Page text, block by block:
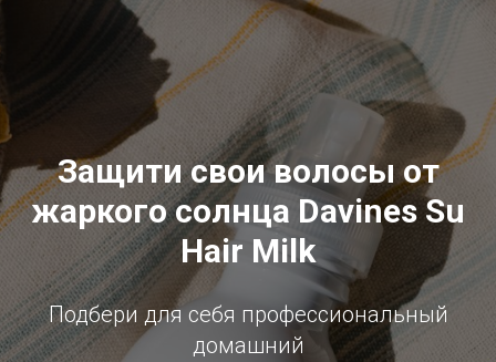
Защити свои волосы от
жаркого солнца Davines Su
Hair Milk
Подбери для себя профессиональный
домашний